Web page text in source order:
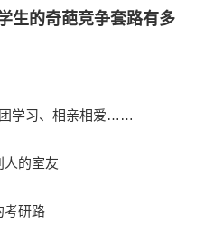
生的奇葩竞争套路有多
学习、相亲相爱……
人的室友
考研路